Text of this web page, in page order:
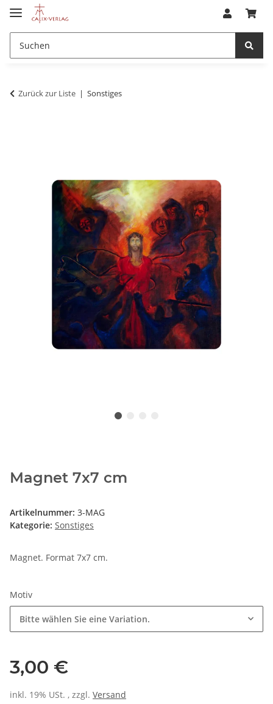
Zurück zur Liste Sonstiges
Magnet 7x7 cm
Artikelnummer: 3-MAG
Kategorie: Sonstiges
Magnet. Format 7x7 cm.
Motiv
Bitte wählen Sie eine Variation.
3,00 €
inkl. 19% USt. , zzgl. Versand